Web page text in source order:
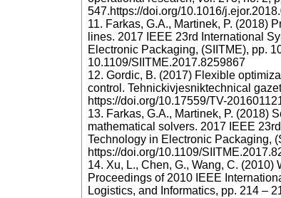
547.https://doi.org/10.1016/
11. Farkas, G.A., Martinek, P. (2018)
lines. 2017 IEEE 23rd International
Electronic Packaging, (SIITME), pp.
10.1109/SIITME.2017.8259867
12. Gordic, B. (2017) Flexible
control. Tehnickivjesniktechnical
https://doi.org/10.17559/TV-
13. Farkas, G.A., Martinek, P. (2018)
mathematical solvers. 2017 IEEE
Technology in Electronic Packaging,
https://doi.org/10.1109/
14. Xu, L., Chen, G., Wang, C.
Proceedings of 2010 IEEE
Logistics, and Informatics, pp. 214 –